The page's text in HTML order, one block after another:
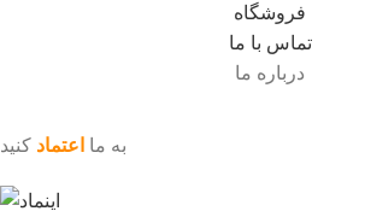
فروشگاه
تماس با ما
درباره ما
به ما اعتماد کنید